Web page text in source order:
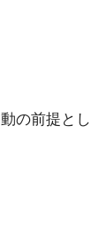
の前提とし